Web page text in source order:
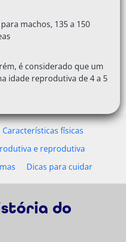
machos, 135 a 150
é considerado que um
idade reprodutiva de 4 a 5
Características físicas
e reprodutiva
Dicas para cuidar
do